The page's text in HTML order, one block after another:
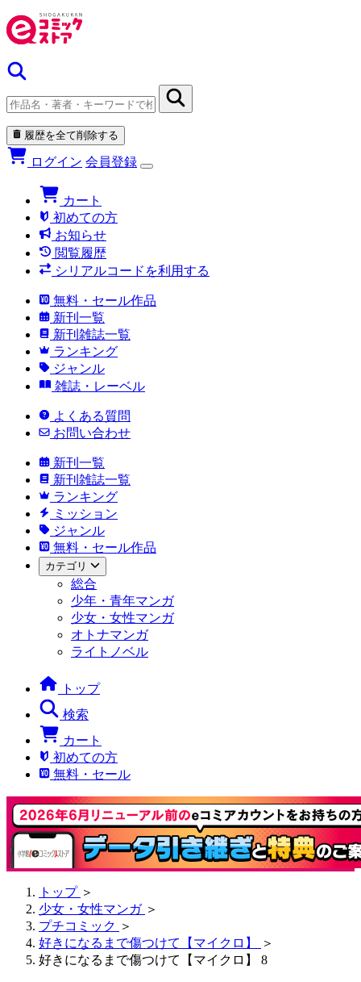
履歴を全て削除する
ログイン 会員登録
カート
初めての方
お知らせ
閲覧履歴
シリアルコードを利用する
無料・セール作品
新刊一覧
新刊雑誌一覧
ランキング
ジャンル
雑誌・レーベル
よくある質問
お問い合わせ
新刊一覧
新刊雑誌一覧
ランキング
ミッション
ジャンル
無料・セール作品
カテゴリ
総合
少年・青年マンガ
少女・女性マンガ
オトナマンガ
ライトノベル
トップ
検索
カート
初めての方
無料・セール
トップ ＞
少女・女性マンガ ＞
プチコミック ＞
好きになるまで傷つけて【マイクロ】
＞
好きになるまで傷つけて【マイクロ】 8